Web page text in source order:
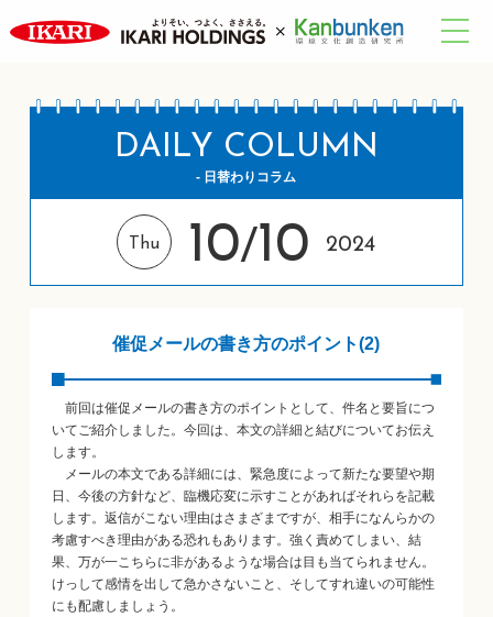
DAILY COLUMN
- 日替わりコラム
Thu 10/10 2024
催促メールの書き方のポイント(2)
前回は催促メールの書き方のポイントとして、件名と要旨につ
いてご紹介しました。今回は、本文の詳細と結びについてお伝え
します。
メールの本文である詳細には、緊急度によって新たな要望や期
日、今後の方針など、臨機応変に示すことがあればそれらを記載
します。返信がこない理由はさまざまですが、相手になんらかの
考慮すべき理由がある恐れもあります。強く責めてしまい、結
果、万が一こちらに非があるような場合は目も当てられません。
けっして感情を出して急かさないこと、そしてすれ違いの可能性
にも配慮しましょう。